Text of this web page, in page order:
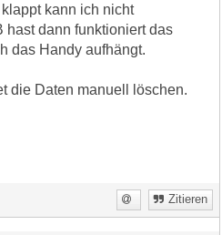
kann ich nicht
hast dann funktioniert das
das Handy aufhängt.
die Daten manuell löschen.
Zitieren